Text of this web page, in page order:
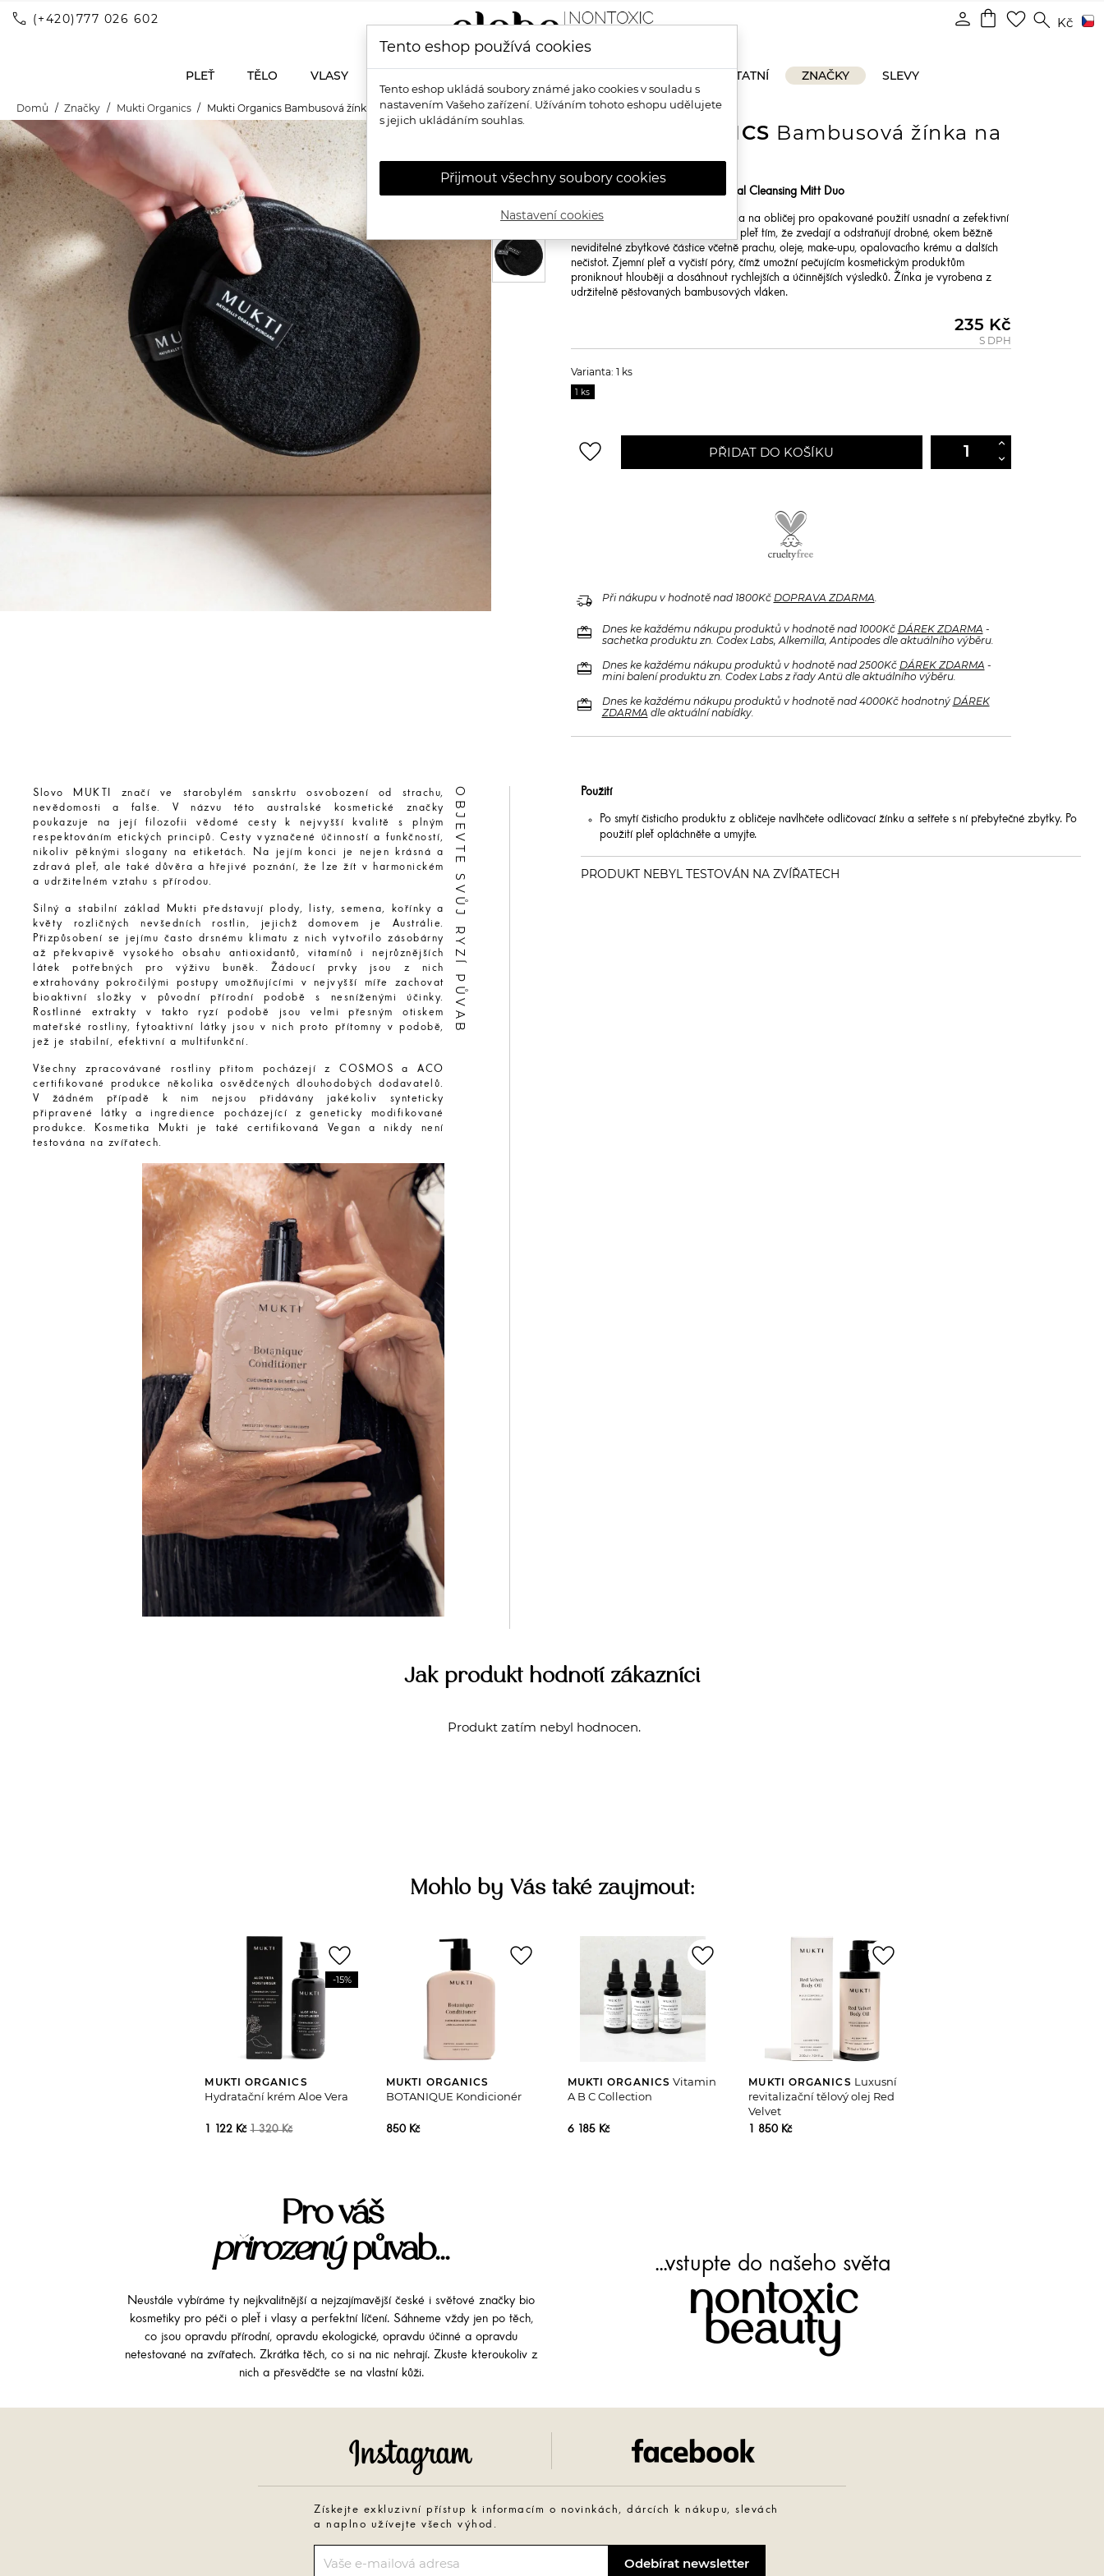
call (+420)777 026 602 shopping_bag favorite_border search Kč
person
PLEŤ TĚLO VLASY OSTATNÍ ZNAČKY SLEVY
Domů Značky Mukti Organics Mukti Organics Bambusová žínka na odličování
MUKTI ORGANICS Bambusová žínka na
odličování
Mukti Organics Luxe Bamboo Facial Cleansing Mitt Duo
Luxusní organická bambusová žínka na obličej pro opakované použití usnadní a zefektivní
vaši čisticí rutinu. Vlákna jemně čistí pleť tím, že zvedají a odstraňují drobné, okem běžně
neviditelné zbytkové částice včetně prachu, oleje, make-upu, opalovacího krému a dalších
nečistot. Zjemní pleť a vyčistí póry, čímž umožní pečujícím kosmetickým produktům
proniknout hlouběji a dosáhnout rychlejších a účinnějších výsledků. Žínka je vyrobena z
udržitelně pěstovaných bambusových vláken.
235 Kč
S DPH
Varianta: 1 ks
1 ks
favorite_border PŘIDAT DO KOŠÍKU
delivery_truck_speed Při nákupu v hodnotě nad 1800Kč DOPRAVA ZDARMA.
redeem Dnes ke každému nákupu produktů v hodnotě nad 1000Kč DÁREK ZDARMA -
sachetka produktu zn. Codex Labs, Alkemilla, Antipodes dle aktuálního výběru.
redeem Dnes ke každému nákupu produktů v hodnotě nad 2500Kč DÁREK ZDARMA -
mini balení produktu zn. Codex Labs z řady Antü dle aktuálního výběru.
redeem Dnes ke každému nákupu produktů v hodnotě nad 4000Kč hodnotný DÁREK
ZDARMA dle aktuální nabídky.
Slovo MUKTI značí ve starobylém sanskrtu osvobození od strachu,
nevědomosti a falše. V názvu této australské kosmetické značky
poukazuje na její filozofii vědomé cesty k nejvyšší kvalitě s plným
respektováním etických principů. Cesty vyznačené účinností a funkčností,
nikoliv pěknými slogany na etiketách. Na jejím konci je nejen krásná a
zdravá pleť, ale také důvěra a hřejivé poznání, že lze žít v harmonickém
a udržitelném vztahu s přírodou.
Silný a stabilní základ Mukti představují plody, listy, semena, kořínky a
květy rozličných nevšedních rostlin, jejichž domovem je Austrálie.
Přizpůsobení se jejímu často drsnému klimatu z nich vytvořilo zásobárny
až překvapivě vysokého obsahu antioxidantů, vitamínů i nejrůznějších
látek potřebných pro výživu buněk. Žádoucí prvky jsou z nich
extrahovány pokročilými postupy umožňujícími v nejvyšší míře zachovat
bioaktivní složky v původní přírodní podobě s nesníženými účinky.
Rostlinné extrakty v takto ryzí podobě jsou velmi přesným otiskem
mateřské rostliny, fytoaktivní látky jsou v nich proto přítomny v podobě,
jež je stabilní, efektivní a multifunkční.
Všechny zpracovávané rostliny přitom pocházejí z COSMOS a ACO
certifikované produkce několika osvědčených dlouhodobých dodavatelů.
V žádném případě k nim nejsou přidávány jakékoliv synteticky
připravené látky a ingredience pocházející z geneticky modifikované
produkce. Kosmetika Mukti je také certifikovaná Vegan a nikdy není
testována na zvířatech.
OBJEVTE SVŮJ RYZÍ PŮVAB Použití
Po smytí čisticího produktu z obličeje navlhčete odličovací žínku a setřete s ní přebytečné zbytky. Po
použití pleť opláchněte a umyjte.
Jak produkt hodnotí zákazníci
Produkt zatím nebyl hodnocen.
Mohlo by Vás také zaujmout:
MUKTI ORGANICS
Hydratační krém Aloe Vera
1 122 Kč1 320 Kč
-15%
favorite_border
MUKTI ORGANICS
BOTANIQUE Kondicionér
850 Kč
favorite_border
MUKTI ORGANICS Vitamin
A B C Collection
6 185 Kč
favorite_border
MUKTI ORGANICS Luxusní
revitalizační tělový olej Red
Velvet
1 850 Kč
favorite_border
Pro váš
přirozenýpůvab...
Neustále vybíráme ty nejkvalitnější a nejzajímavější české i světové značky bio
kosmetiky pro péči o pleť i vlasy a perfektní líčení. Sáhneme vždy jen po těch,
co jsou opravdu přírodní, opravdu ekologické, opravdu účinné a opravdu
netestované na zvířatech. Zkrátka těch, co si na nic nehrají. Zkuste kteroukoliv z
nich a přesvědčte se na vlastní kůži.
...vstupte do našeho světa
nontoxic
beauty
Získejte exkluzivní přístup k informacím o novinkách, dárcích k nákupu, slevách
a naplno užívejte všech výhod.
Tento eshop používá cookies
Tento eshop ukládá soubory známé jako cookies v souladu s
nastavením Vašeho zařízení. Užíváním tohoto eshopu udělujete
s jejich ukládáním souhlas.
Přijmout všechny soubory cookies
Nastavení cookies